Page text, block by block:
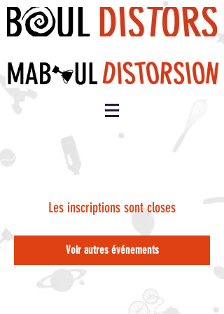
Les inscriptions sont closes
Voir autres événements